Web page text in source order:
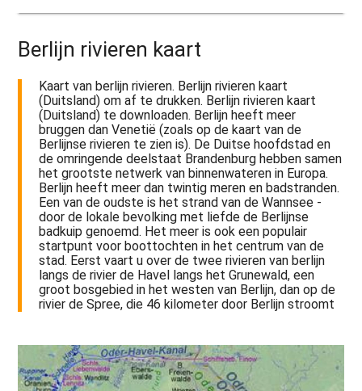
Berlijn rivieren kaart
Kaart van berlijn rivieren. Berlijn rivieren kaart
(Duitsland) om af te drukken. Berlijn rivieren kaart
(Duitsland) te downloaden. Berlijn heeft meer
bruggen dan Venetië (zoals op de kaart van de
Berlijnse rivieren te zien is). De Duitse hoofdstad en
de omringende deelstaat Brandenburg hebben samen
het grootste netwerk van binnenwateren in Europa.
Berlijn heeft meer dan twintig meren en badstranden.
Een van de oudste is het strand van de Wannsee -
door de lokale bevolking met liefde de Berlijnse
badkuip genoemd. Het meer is ook een populair
startpunt voor boottochten in het centrum van de
stad. Eerst vaart u over de twee rivieren van berlijn
langs de rivier de Havel langs het Grunewald, een
groot bosgebied in het westen van Berlijn, dan op de
rivier de Spree, die 46 kilometer door Berlijn stroomt